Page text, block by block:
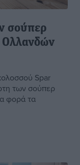
σούπερ
Ολλανδών
Spar
των σούπερ
φορά τα